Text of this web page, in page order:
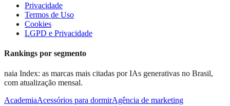
Privacidade
Termos de Uso
Cookies
LGPD e Privacidade
Rankings por segmento
naia Index: as marcas mais citadas por IAs generativas no Brasil,
com atualização mensal.
AcademiaAcessórios para dormirAgência de marketing